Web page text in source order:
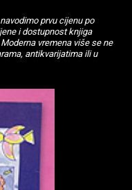
prvu cijenu po
i dostupnost knjiga
vremena više se ne
antikvarijatima ili u